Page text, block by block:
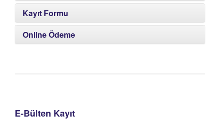
Kayıt Formu
Online Ödeme
E-Bülten Kayıt